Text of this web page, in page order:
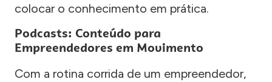
colocar o conhecimento em prática.
Podcasts: Conteúdo para
Empreendedores em Movimento
Com a rotina corrida de um empreendedor,